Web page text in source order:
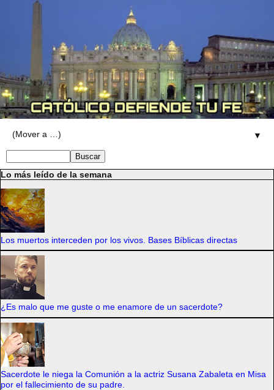
▼
Lo más leído de la semana
Los muertos interceden por los vivos. Bases Bíblicas directas
¿Es malo que me guste o me enamore de un sacerdote?
Sacerdote le niega la Comunión a la actriz Susana Zabaleta en Misa
por el fallecimiento de su padre.